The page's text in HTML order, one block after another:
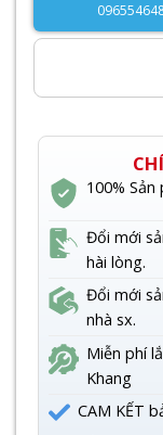
100%
Đổi mới
hài lòng.
Đổi mới
nhà sx.
Miễn phí
Khang
CAM KẾT